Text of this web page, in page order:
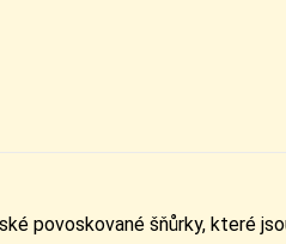
povoskované šňůrky, které